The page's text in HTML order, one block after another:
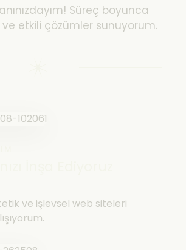
Süreç boyunca
ve etkili çözümler sunuyorum.
ve işlevsel web siteleri